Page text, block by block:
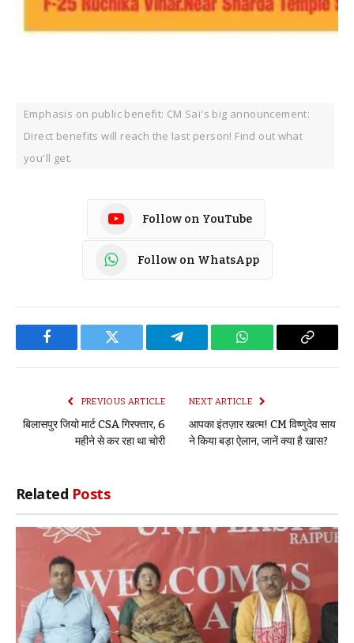
Emphasis on public benefit: CM Sai's big announcement:
Direct benefits will reach the last person! Find out what
you'll get.
Follow on YouTube
Follow on WhatsApp
Facebook Twitter Telegram WhatsApp Copy
PREVIOUS ARTICLE
बिलासपुर जियो मार्ट CSA गिरफ्तार, 6
महीने से कर रहा था चोरी
NEXT ARTICLE
आपका इंतज़ार खत्म! CM विष्णुदेव साय
ने किया बड़ा ऐलान, जानें क्या है खास?
Related Posts